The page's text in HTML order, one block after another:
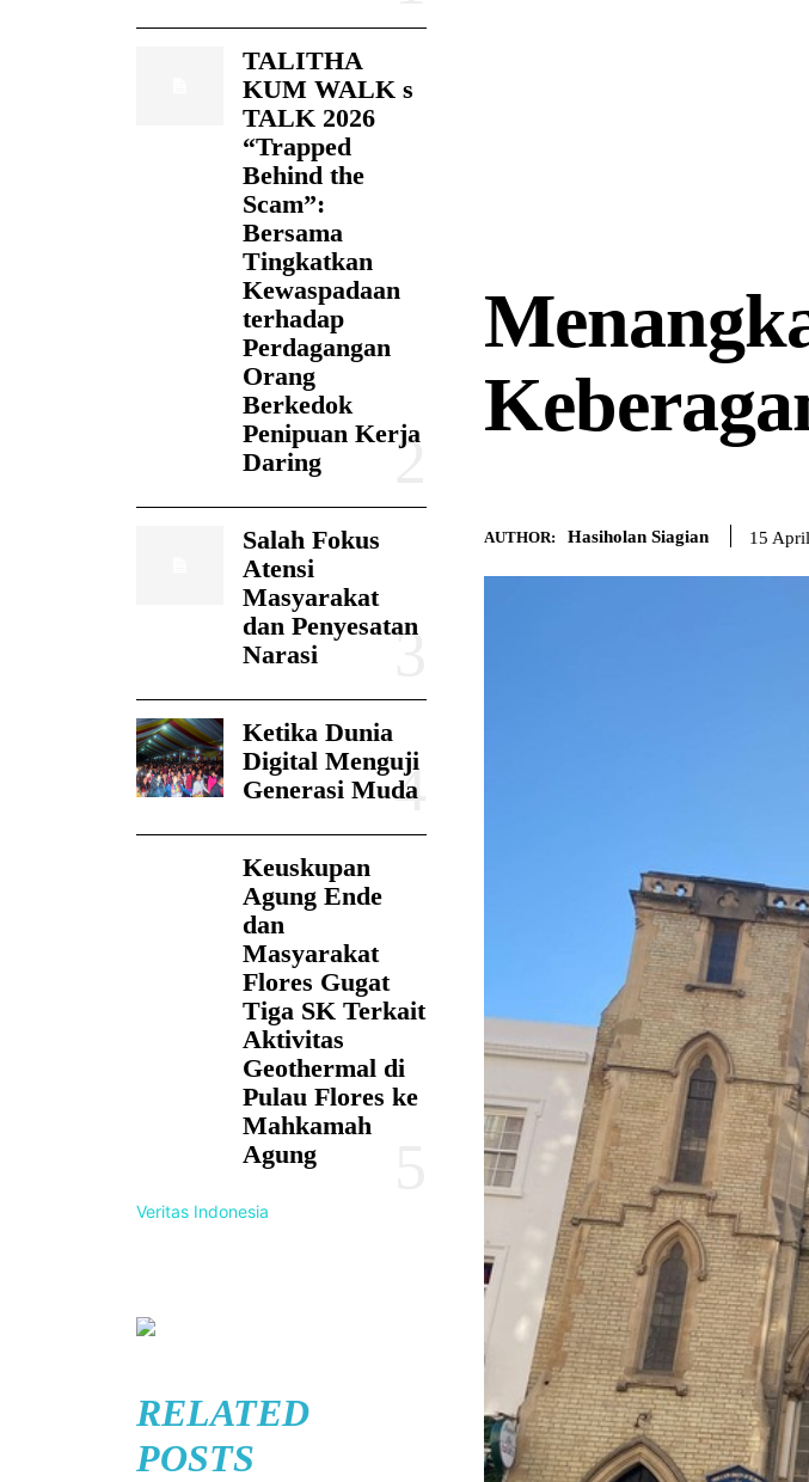
TALITHA
KUM WALK s
TALK 2026
“Trapped
Behind the
Scam”:
Bersama
Tingkatkan
Kewaspadaan
terhadap
Perdagangan
Orang
Berkedok
Penipuan Kerja
Daring
Salah Fokus
Atensi
Masyarakat
dan Penyesatan
Narasi
Ketika Dunia
Digital Menguji
Generasi Muda
Keuskupan
Agung Ende
dan
Masyarakat
Flores Gugat
Tiga SK Terkait
Aktivitas
Geothermal di
Pulau Flores ke
Mahkamah
Agung
Veritas Indonesia
RELATED
POSTS
AUTHOR: Hasiholan Siagian 15